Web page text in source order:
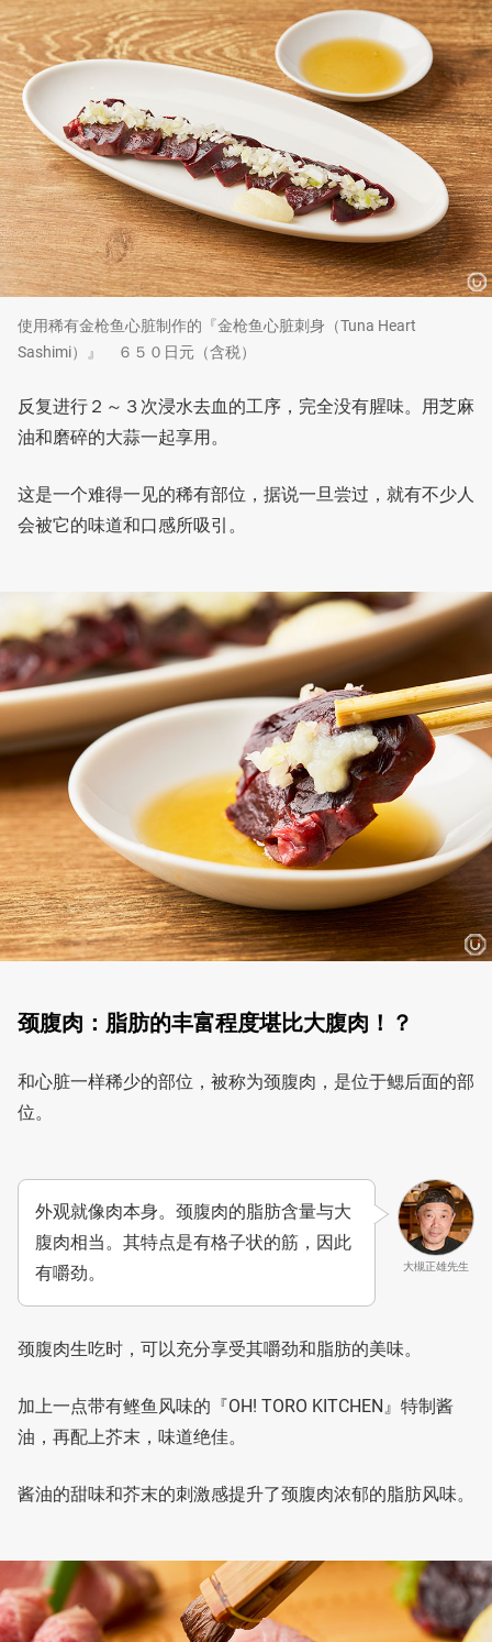
使用稀有金枪鱼心脏制作的『金枪鱼心脏刺身（Tuna Heart
Sashimi）』 ６５０日元（含税）
反复进行２～３次浸水去血的工序，完全没有腥味。用芝麻
油和磨碎的大蒜一起享用。
这是一个难得一见的稀有部位，据说一旦尝过，就有不少人
会被它的味道和口感所吸引。
颈腹肉：脂肪的丰富程度堪比大腹肉！？
和心脏一样稀少的部位，被称为颈腹肉，是位于鳃后面的部
位。
大槻正雄先生
外观就像肉本身。颈腹肉的脂肪含量与大
腹肉相当。其特点是有格子状的筋，因此
有嚼劲。
颈腹肉生吃时，可以充分享受其嚼劲和脂肪的美味。
加上一点带有鲣鱼风味的『OH! TORO KITCHEN』特制酱
油，再配上芥末，味道绝佳。
酱油的甜味和芥末的刺激感提升了颈腹肉浓郁的脂肪风味。